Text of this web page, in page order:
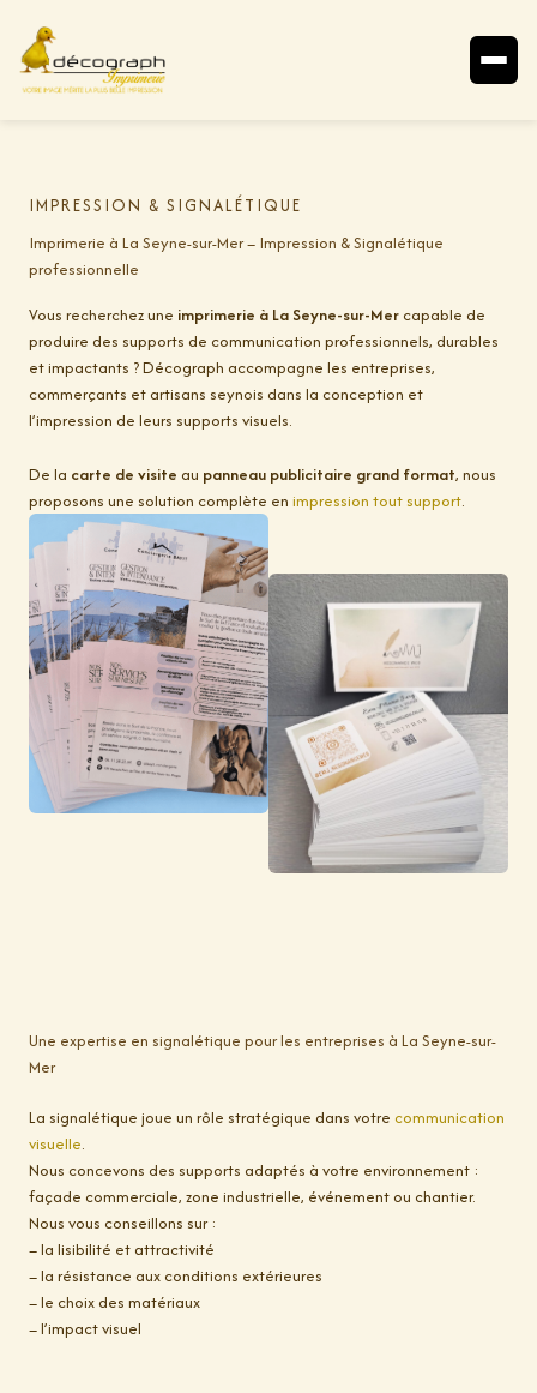
IMPRESSION & SIGNALÉTIQUE
Imprimerie à La Seyne-sur-Mer – Impression & Signalétique
professionnelle
Vous recherchez une imprimerie à La Seyne-sur-Mer capable de
produire des supports de communication professionnels, durables
et impactants ? Décograph accompagne les entreprises,
commerçants et artisans seynois dans la conception et
l’impression de leurs supports visuels.
De la carte de visite au panneau publicitaire grand format, nous
proposons une solution complète en impression tout support.
Une expertise en signalétique pour les entreprises à La Seyne-sur-
Mer
La signalétique joue un rôle stratégique dans votre communication
visuelle.
Nous concevons des supports adaptés à votre environnement :
façade commerciale, zone industrielle, événement ou chantier.
Nous vous conseillons sur :
– la lisibilité et attractivité
– la résistance aux conditions extérieures
– le choix des matériaux
– l’impact visuel